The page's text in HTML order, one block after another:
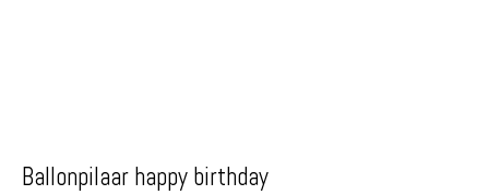
Ballonpilaar happy birthday